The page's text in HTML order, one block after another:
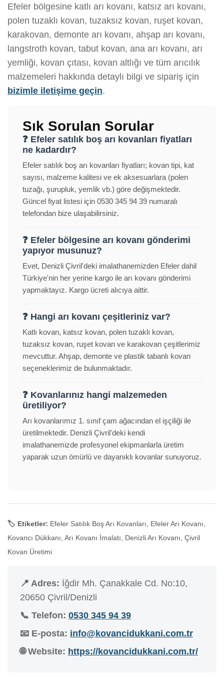
Efeler bölgesine katlı arı kovanı, katsız arı kovanı,
polen tuzaklı kovan, tuzaksız kovan, ruşet kovan,
karakovan, demonte arı kovanı, ahşap arı kovanı,
langstroth kovan, tabut kovan, ana arı kovanı, arı
yemliği, kovan çıtası, kovan altlığı ve tüm arıcılık
malzemeleri hakkında detaylı bilgi ve sipariş için
bizimle iletişime geçin.
Sık Sorulan Sorular
❓ Efeler satılık boş arı kovanları fiyatları
ne kadardır?
Efeler satılık boş arı kovanları fiyatları; kovan tipi, kat
sayısı, malzeme kalitesi ve ek aksesuarlara (polen
tuzağı, şurupluk, yemlik vb.) göre değişmektedir.
Güncel fiyat listesi için 0530 345 94 39 numaralı
telefondan bize ulaşabilirsiniz.
❓ Efeler bölgesine arı kovanı gönderimi
yapıyor musunuz?
Evet, Denizli Çivril'deki imalathanemizden Efeler dahil
Türkiye'nin her yerine kargo ile arı kovanı gönderimi
yapmaktayız. Kargo ücreti alıcıya aittir.
❓ Hangi arı kovanı çeşitleriniz var?
Katlı kovan, katsız kovan, polen tuzaklı kovan,
tuzaksız kovan, ruşet kovan ve karakovan çeşitlerimiz
mevcuttur. Ahşap, demonte ve plastik tabanlı kovan
seçeneklerimiz de bulunmaktadır.
❓ Kovanlarınız hangi malzemeden
üretiliyor?
Arı kovanlarımız 1. sınıf çam ağacından el işçiliği ile
üretilmektedir. Denizli Çivril'deki kendi
imalathanemizde profesyonel ekipmanlarla üretim
yaparak uzun ömürlü ve dayanıklı kovanlar sunuyoruz.
🏷️ Etiketler: Efeler Satılık Boş Arı Kovanları, Efeler Arı Kovanı,
Kovancı Dükkanı, Arı Kovanı İmalatı, Denizli Arı Kovanı, Çivril
Kovan Üretimi
📍 Adres: İğdir Mh. Çanakkale Cd. No:10,
20650 Çivril/Denizli
📞 Telefon: 0530 345 94 39
📧 E-posta: info@kovancidukkani.com.tr
🌐 Website: https://kovancidukkani.com.tr/